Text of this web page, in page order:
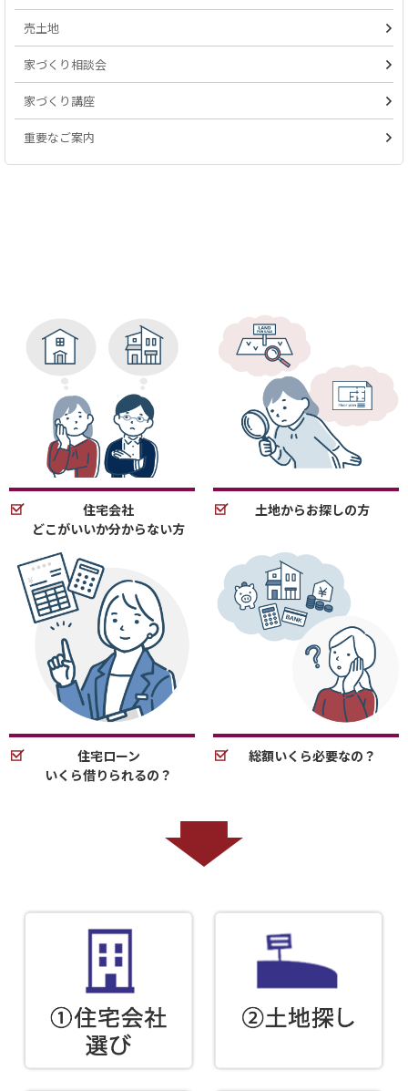
売土地
家づくり相談会
家づくり講座
重要なご案内
住宅会社
どこがいいか分からない方
土地からお探しの方
住宅ローン
いくら借りられるの？
総額いくら必要なの？